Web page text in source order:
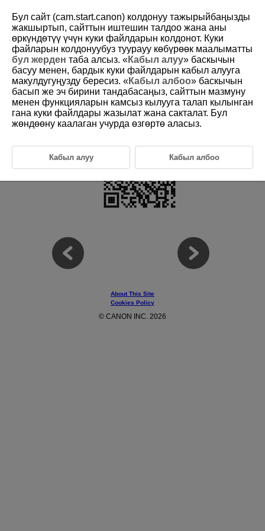
D388-005
Compatible Accessories
Check the following website for details on compatible accessories.
https://cam.start.canon/H002/
About This Site
Cookies Policy
© CANON INC. 2026
Бул сайт (cam.start.canon) колдонуу тажырыйбаңызды
жакшыртып, сайттын иштешин талдоо жана аны
өркүндөтүү үчүн куки файлдарын колдонот. Куки
файларын колдонуубуз туурауу көбүрөөк маалыматты
бул жерден таба алсыз. «Кабыл алуу» баскычын
басуу менен, бардык куки файлдарын кабыл алууга
макулдугуңузду бересиз. «Кабыл албоо» баскычын
басып же эч бирини тандабасаңыз, сайттын мазмуну
менен функцияларын камсыз кылууга талап кылынган
гана куки файлдары жазылат жана сакталат. Бул
жөндөөну каалаган учурда өзгөртө аласыз.
Кабыл алуу Кабыл албоо